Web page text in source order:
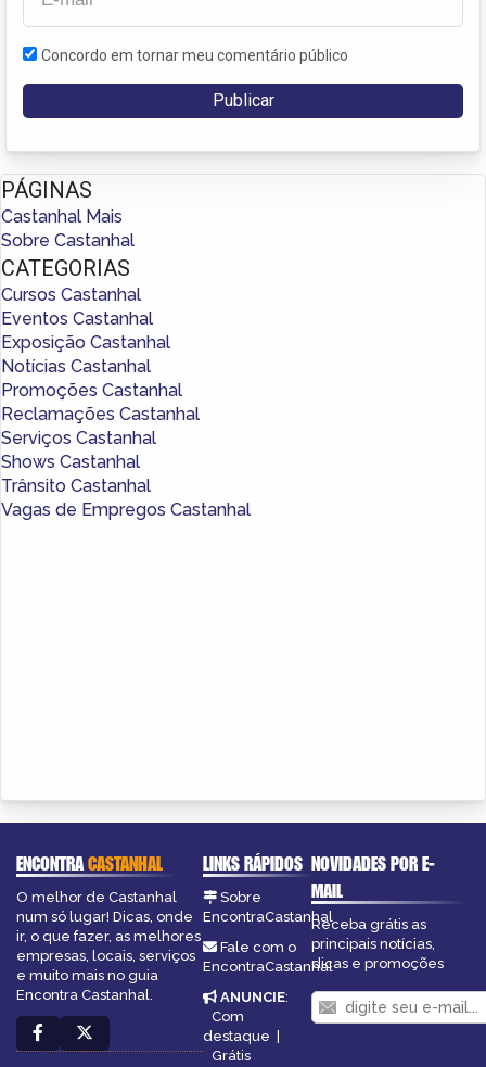
Concordo em tornar meu comentário público
PÁGINAS
Castanhal Mais
Sobre Castanhal
CATEGORIAS
Cursos Castanhal
Eventos Castanhal
Exposição Castanhal
Notícias Castanhal
Promoções Castanhal
Reclamações Castanhal
Serviços Castanhal
Shows Castanhal
Trânsito Castanhal
Vagas de Empregos Castanhal
ENCONTRACASTANHAL
O melhor de Castanhal
num só lugar! Dicas, onde
ir, o que fazer, as melhores
empresas, locais, serviços
e muito mais no guia
Encontra Castanhal.
LINKS RÁPIDOS
Sobre
EncontraCastanhal
Fale com o
EncontraCastanhal
ANUNCIE:
Com
destaque
Grátis
NOVIDADES POR E-
MAIL
Receba grátis as
principais notícias,
dicas e promoções